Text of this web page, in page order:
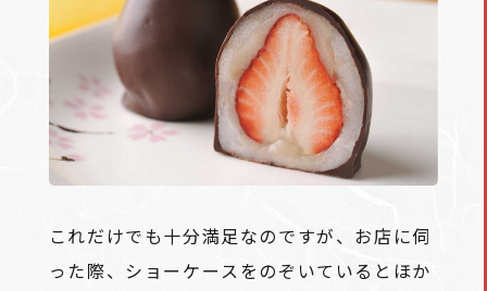
これだけでも十分満足なのですが、お店に伺
った際、ショーケースをのぞいているとほか